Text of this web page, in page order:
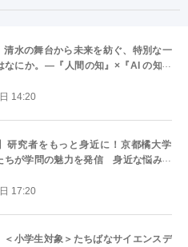
清水の舞台から未来を紡ぐ、特別な一
なにか。―『人間の知』×『AI の知』
ら考える―」京都橘大学 新学部新学
「文化交響Vol.6」開催
14:20
研究者をもっと身近に！京都橘大学
ちが学問の魅力を発信 身近な悩みに
ら解決に挑む動画を配信
17:20
＜小学生対象＞たちばなサイエンスデ